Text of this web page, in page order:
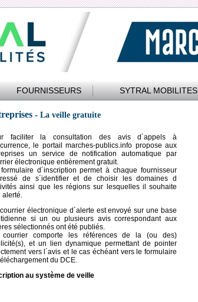
FOURNISSEURS SYTRAL MOBILITES
- La veille gratuite
faciliter la consultation des avis d´appels à
le portail marches-publics.info propose aux
un service de notification automatique par
électronique entièrement gratuit.
d´inscription permet à chaque fournisseur
de s´identifier et de choisir les domaines d
ainsi que les régions sur lesquelles il souhaite
alerté.
électronique d´alerte est envoyé sur une base
si un ou plusieurs avis correspondant aux
sélectionnés ont été publiés.
comporte les références de la (ou des)
et un lien dynamique permettant de pointer
vers l´avis et le cas échéant vers le formulaire
du DCE.
au système de veille